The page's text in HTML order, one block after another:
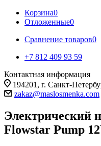
Корзина0
Отложенные0
Сравнение товаров0
+7 812 409 93 59
Контактная информация
194201, г. Санкт-
zakaz@maslosmenka.com
Электрический
Flowstar Pump